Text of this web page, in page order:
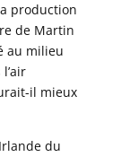
production
de Martin
au milieu
il mieux
du